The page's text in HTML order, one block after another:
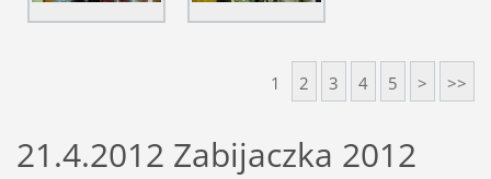
1 2 3 4 5 > >>
21.4.2012 Zabijaczka 2012